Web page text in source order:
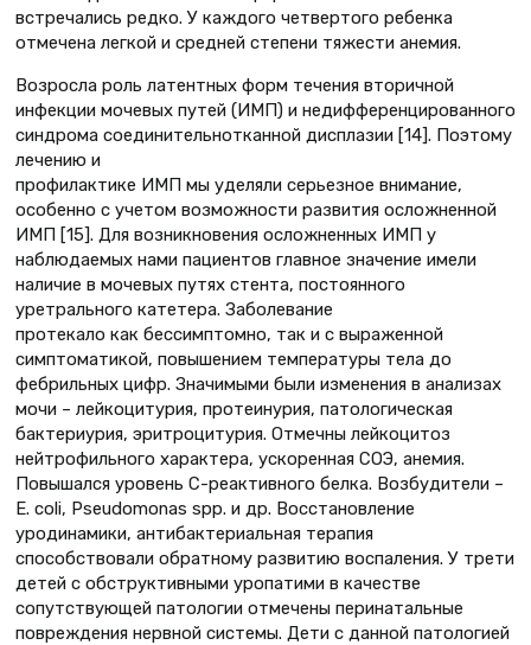
встречались редко. У каждого четвертого ребенка
отмечена легкой и средней степени тяжести анемия.
Возросла роль латентных форм течения вторичной
инфекции мочевых путей (ИМП) и недифференцированного
синдрома соединительнотканной дисплазии [14]. Поэтому
лечению и
профилактике ИМП мы уделяли серьезное внимание,
особенно с учетом возможности развития осложненной
ИМП [15]. Для возникновения осложненных ИМП у
наблюдаемых нами пациентов главное значение имели
наличие в мочевых путях стента, постоянного
уретрального катетера. Заболевание
протекало как бессимптомно, так и с выраженной
симптоматикой, повышением температуры тела до
фебрильных цифр. Значимыми были изменения в анализах
мочи – лейкоцитурия, протеинурия, патологическая
бактериурия, эритроцитурия. Отмечны лейкоцитоз
нейтрофильного характера, ускоренная СОЭ, анемия.
Повышался уровень С-реактивного белка. Возбудители –
E. coli, Pseudomonas spp. и др. Восстановление
уродинамики, антибактериальная терапия
способствовали обратному развитию воспаления. У трети
детей с обструктивными уропатими в качестве
сопутствующей патологии отмечены перинатальные
повреждения нервной системы. Дети с данной патологией